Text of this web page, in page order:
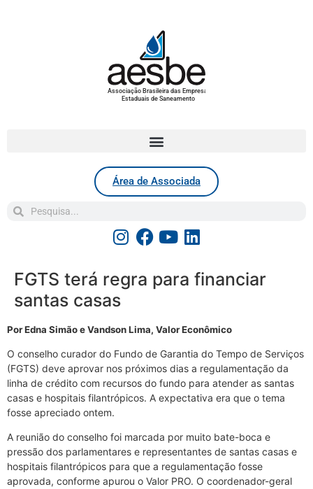
Associação Brasileira das Empresas
Estaduais de Saneamento
Área de Associada
FGTS terá regra para financiar
santas casas
Por Edna Simão e Vandson Lima, Valor Econômico
O conselho curador do Fundo de Garantia do Tempo de Serviços
(FGTS) deve aprovar nos próximos dias a regulamentação da
linha de crédito com recursos do fundo para atender as santas
casas e hospitais filantrópicos. A expectativa era que o tema
fosse apreciado ontem.
A reunião do conselho foi marcada por muito bate-boca e
pressão dos parlamentares e representantes de santas casas e
hospitais filantrópicos para que a regulamentação fosse
aprovada, conforme apurou o Valor PRO. O coordenador-geral